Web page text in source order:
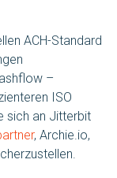
ACH-Standard
–
ISO
sich an Jitterbit
, Archie.io,